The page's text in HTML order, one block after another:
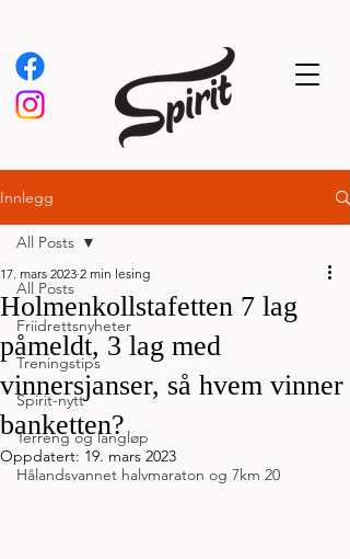
Innlegg
All Posts
Friidrettsnyheter
Treningstips
Spirit-nytt
Terreng og langløp
Hålandsvannet halvmaraton og 7km 20
All Posts
Holmenkollstafetten 7 lag
påmeldt, 3 lag med
vinnersjanser, så hvem vinner
banketten?
17. mars 2023 2 min lesing
Oppdatert: 19. mars 2023